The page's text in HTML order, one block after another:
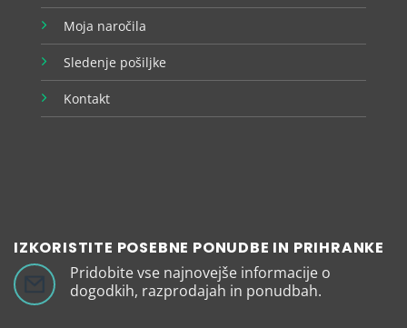
Moja naročila
Sledenje pošiljke
Kontakt
IZKORISTITE POSEBNE PONUDBE IN PRIHRANKE
Pridobite vse najnovejše informacije o
dogodkih, razprodajah in ponudbah.